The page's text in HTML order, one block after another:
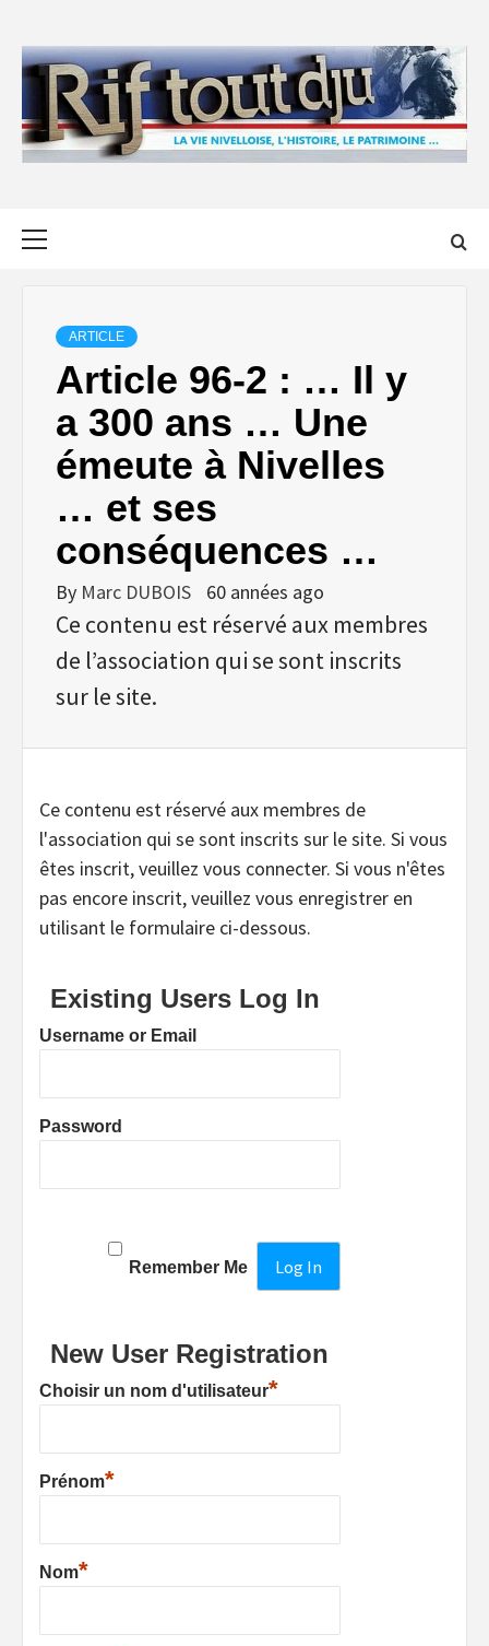
content
ARTICLE
Article 96-2 : … Il y
a 300 ans … Une
émeute à Nivelles
… et ses
conséquences …
By Marc DUBOIS 60 années ago
Ce contenu est réservé aux membres
de l’association qui se sont inscrits
sur le site.
Ce contenu est réservé aux membres de
l'association qui se sont inscrits sur le site. Si vous
êtes inscrit, veuillez vous connecter. Si vous n'êtes
pas encore inscrit, veuillez vous enregistrer en
utilisant le formulaire ci-dessous.
Existing Users Log In
Username or Email
Password
Remember Me
New User Registration
Choisir un nom d'utilisateur*
Prénom*
Nom*